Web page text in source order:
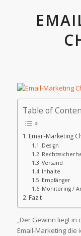
Table of
Email-Marketing
Design
Versand
Inhalte
Empfänger
Monitoring /
Fazit
„Der Gewinn liegt
Email-Marketing die